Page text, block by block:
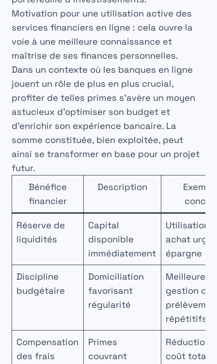
Motivation pour une utilisation active des
services financiers en ligne : cela ouvre la
voie à une meilleure connaissance et
maîtrise de ses finances personnelles.
Dans un contexte où les banques en ligne
jouent un rôle de plus en plus crucial,
profiter de telles primes s’avère un moyen
astucieux d’optimiser son budget et
d’enrichir son expérience bancaire. La
somme constituée, bien exploitée, peut
ainsi se transformer en base pour un projet
futur.
Bénéfice
financier
Description
Réserve de
liquidités
Capital
disponible
immédiatement
Utilisation
achat
épargne
Discipline
budgétaire
Domiciliation
favorisant
régularité
Meilleure
gestion des
répétitifs
Compensation
des frais
Primes
couvrant
Réduction
coût total